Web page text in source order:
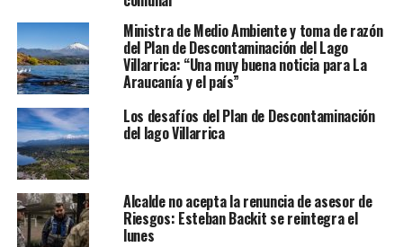
Ministra de Medio Ambiente y toma de razón
del Plan de Descontaminación del Lago
Villarrica: “Una muy buena noticia para La
Araucanía y el país”
Los desafíos del Plan de Descontaminación
del lago Villarrica
Alcalde no acepta la renuncia de asesor de
Riesgos: Esteban Backit se reintegra el
lunes